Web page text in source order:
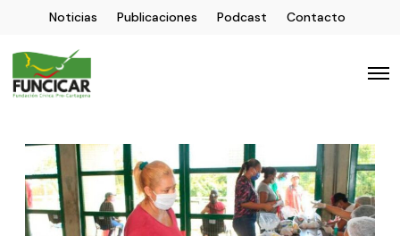
Noticias Publicaciones Podcast Contacto